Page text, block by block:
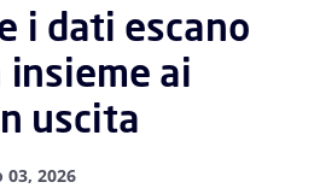
i dati escano
insieme ai
uscita
03, 2026